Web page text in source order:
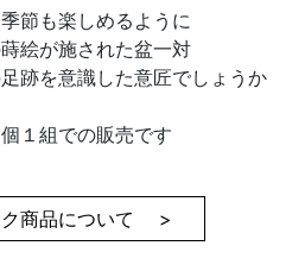
節も楽しめるように
絵が施された盆一対
跡を意識した意匠でしょうか
１組での販売です
ク商品について >